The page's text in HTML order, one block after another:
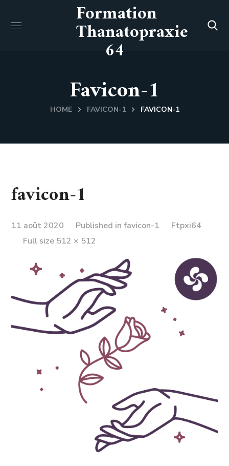
Formation
Thanatopraxie
64
Favicon-1
HOME FAVICON-1 FAVICON-1
favicon-1
11 août 2020 Published infavicon-1
Ftpxi64
Full
Full size 512 × 512